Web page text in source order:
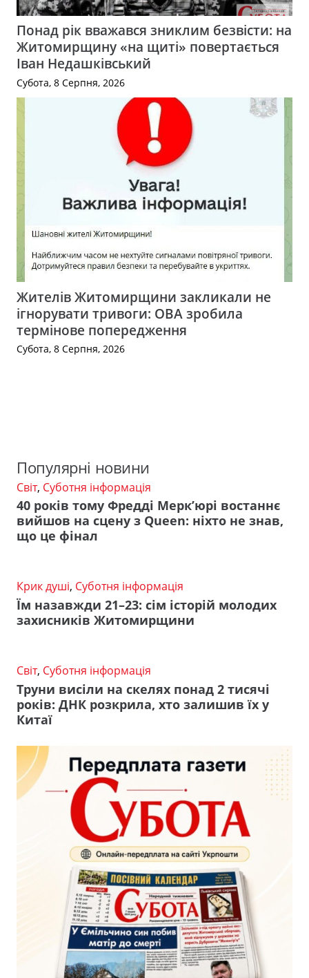
Понад рік вважався зниклим безвісти: на
Житомирщину «на щиті» повертається
Іван Недашківський
Субота, 8 Серпня, 2026
Жителів Житомирщини закликали не
ігнорувати тривоги: ОВА зробила
термінове попередження
Субота, 8 Серпня, 2026
Популярні новини
Світ, Суботня інформація
40 років тому Фредді Мерк’юрі востаннє
вийшов на сцену з Queen: ніхто не знав,
що це фінал
Крик душі, Суботня інформація
Їм назавжди 21–23: сім історій молодих
захисників Житомирщини
Світ, Суботня інформація
Труни висіли на скелях понад 2 тисячі
років: ДНК розкрила, хто залишив їх у
Китаї